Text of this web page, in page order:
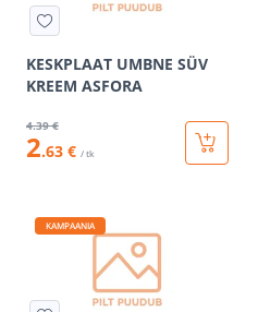
KESKPLAAT UMBNE SÜV
KREEM ASFORA
4.39 €
2.63 € / tk
KAMPAANIA